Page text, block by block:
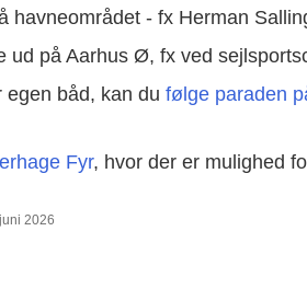
havneområdet - fx Herman
ud på Aarhus Ø, fx ved
egen båd, kan du følge paraden
Fyr, hvor der er mulighed
2026